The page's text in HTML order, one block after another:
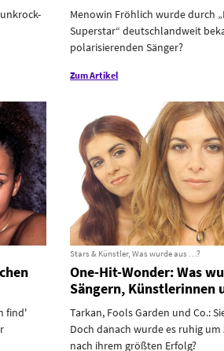
Menowin Fröhlich wurde durch
Superstar“ deutschlandweit
polarisierenden Sänger?
Zum Artikel
find'
Stars & Künstler, Was wurde aus …?
One-Hit-Wonder: Was
Sängern, Künstlerinnen
Tarkan, Fools Garden und Co.:
Doch danach wurde es ruhig um
nach ihrem größten Erfolg?